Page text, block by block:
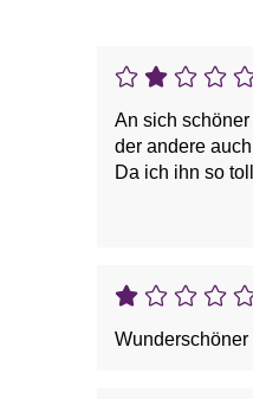
An sich
der andere
Da ich ihn so